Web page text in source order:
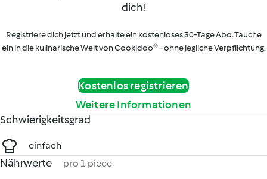
dich!
Registriere dich jetzt und erhalte ein kostenloses 30-Tage Abo. Tauche
ein in die kulinarische Welt von Cookidoo® - ohne jegliche Verpflichtung.
Kostenlos registrieren
Weitere Informationen
Schwierigkeitsgrad
einfach
Nährwerte pro 1 piece